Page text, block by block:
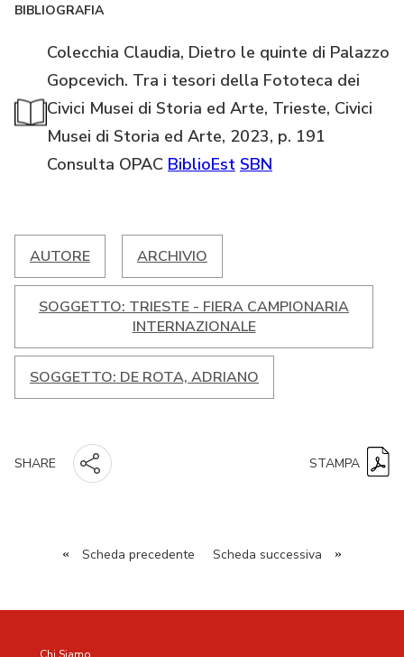
BIBLIOGRAFIA
Colecchia Claudia, Dietro le quinte di Palazzo
Gopcevich. Tra i tesori della Fototeca dei
Civici Musei di Storia ed Arte, Trieste, Civici
Musei di Storia ed Arte, 2023, p. 191
Consulta OPAC BiblioEst SBN
AUTORE ARCHIVIO
SOGGETTO: TRIESTE - FIERA CAMPIONARIA
INTERNAZIONALE
SOGGETTO: DE ROTA, ADRIANO
SHARE STAMPA
« Scheda precedente Scheda successiva »